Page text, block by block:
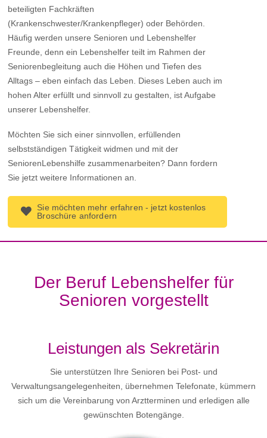
beteiligten Fachkräften
(Krankenschwester/Krankenpfleger) oder Behörden.
Häufig werden unsere Senioren und Lebenshelfer
Freunde, denn ein Lebenshelfer teilt im Rahmen der
Seniorenbegleitung auch die Höhen und Tiefen des
Alltags – eben einfach das Leben. Dieses Leben auch im
hohen Alter erfüllt und sinnvoll zu gestalten, ist Aufgabe
unserer Lebenshelfer.
Möchten Sie sich einer sinnvollen, erfüllenden
selbstständigen Tätigkeit widmen und mit der
SeniorenLebenshilfe zusammenarbeiten? Dann fordern
Sie jetzt weitere Informationen an.
Sie möchten mehr erfahren - jetzt kostenlos
Broschüre anfordern
Der Beruf Lebenshelfer für
Senioren vorgestellt
Leistungen als Sekretärin
Sie unterstützen Ihre Senioren bei Post- und
Verwaltungsangelegenheiten, übernehmen Telefonate, kümmern
sich um die Vereinbarung von Arztterminen und erledigen alle
gewünschten Botengänge.